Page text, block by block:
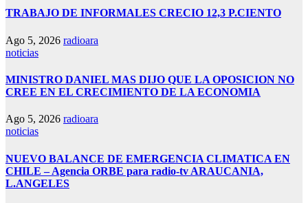
TRABAJO DE INFORMALES CRECIO 12,3 P.CIENTO
Ago 5, 2026 radioara
noticias
MINISTRO DANIEL MAS DIJO QUE LA OPOSICION NO
CREE EN EL CRECIMIENTO DE LA ECONOMIA
Ago 5, 2026 radioara
noticias
NUEVO BALANCE DE EMERGENCIA CLIMATICA EN
CHILE – Agencia ORBE para radio-tv ARAUCANIA,
L.ANGELES